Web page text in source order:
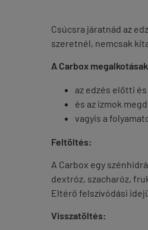
Csúcsra járatnád az
szeretnél, nemcsak
A Carbox
az edzés előtti
és az izmok
vagyis a
Feltöltés:
A Carbox egy
dextróz, szacharóz,
Eltérő felszívódási
Visszatöltés: